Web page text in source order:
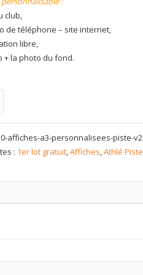
club,
de téléphone – site internet,
libre,
+ la photo du fond.
affiches-a3-personnalisees-piste-v2
: 1er lot gratuit,Affiches,Athlé Piste